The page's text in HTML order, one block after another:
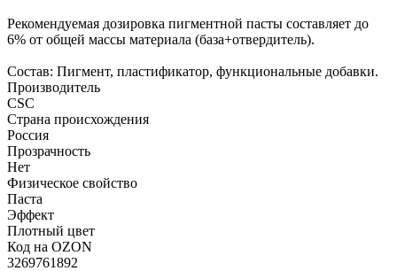
Рекомендуемая дозировка пигментной пасты составляет до
6% от общей массы материала (база+отвердитель).
Состав: Пигмент, пластификатор, функциональные добавки.
Производитель
CSC
Страна происхождения
Россия
Прозрачность
Нет
Физическое свойство
Паста
Эффект
Плотный цвет
Код на OZON
3269761892